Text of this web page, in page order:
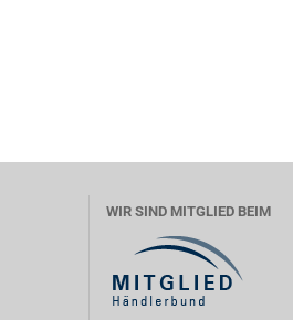
WIR SIND MITGLIED BEIM